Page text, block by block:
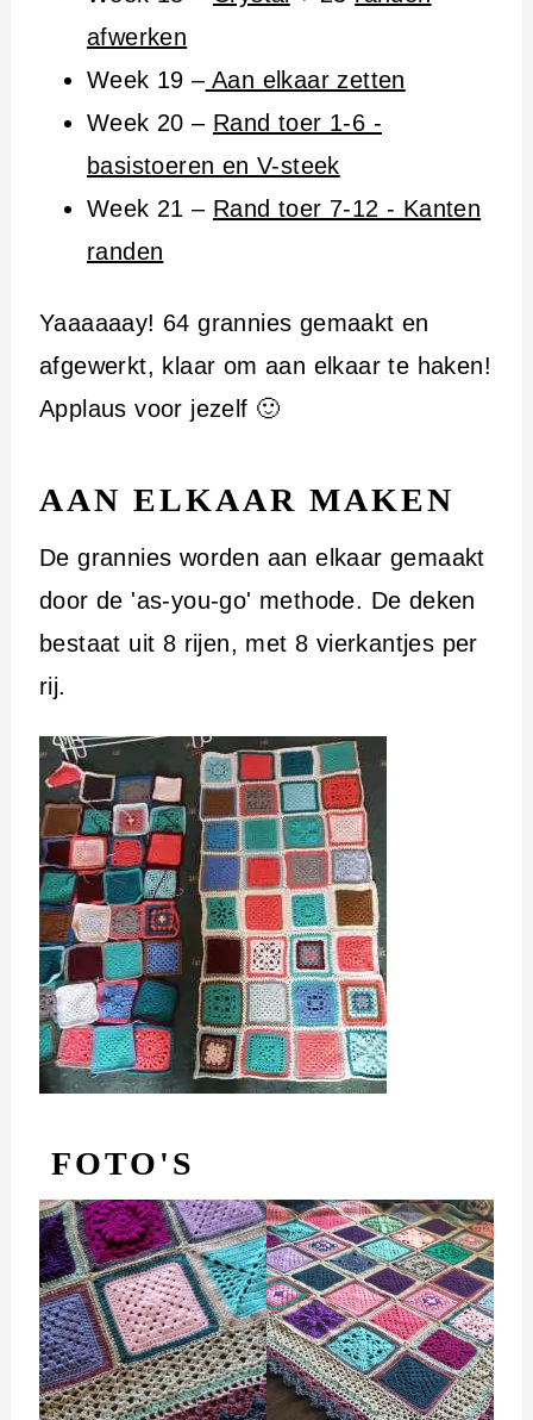
afwerken
Week 19 –Aan elkaar zetten
Week 20 – Rand toer 1-6 -
basistoeren en V-steek
Week 21 – Rand toer 7-12 - Kanten
randen
Yaaaaaay! 64 grannies gemaakt en
afgewerkt, klaar om aan elkaar te haken!
Applaus voor jezelf 🙂
AAN ELKAAR MAKEN
De grannies worden aan elkaar gemaakt
door de 'as-you-go' methode. De deken
bestaat uit 8 rijen, met 8 vierkantjes per
rij.
FOTO'S